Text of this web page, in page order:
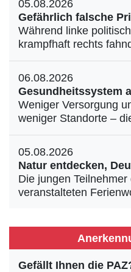
05.08.2026
Gefährlich falsche
Während linke
krampfhaft rechts
06.08.2026
Gesundheitssystem
Weniger Versorgung
weniger Standorte –
05.08.2026
Natur entdecken,
Die jungen
veranstalteten
Gefällt Ihnen die